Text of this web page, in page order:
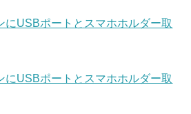
にUSBポートとスマホホルダー取
にUSBポートとスマホホルダー取